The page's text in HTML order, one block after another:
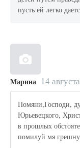
пусть ей легко
Марина 14
Помяни,Господи,
Юрьевецкого,
в прошлых
помилуй мя